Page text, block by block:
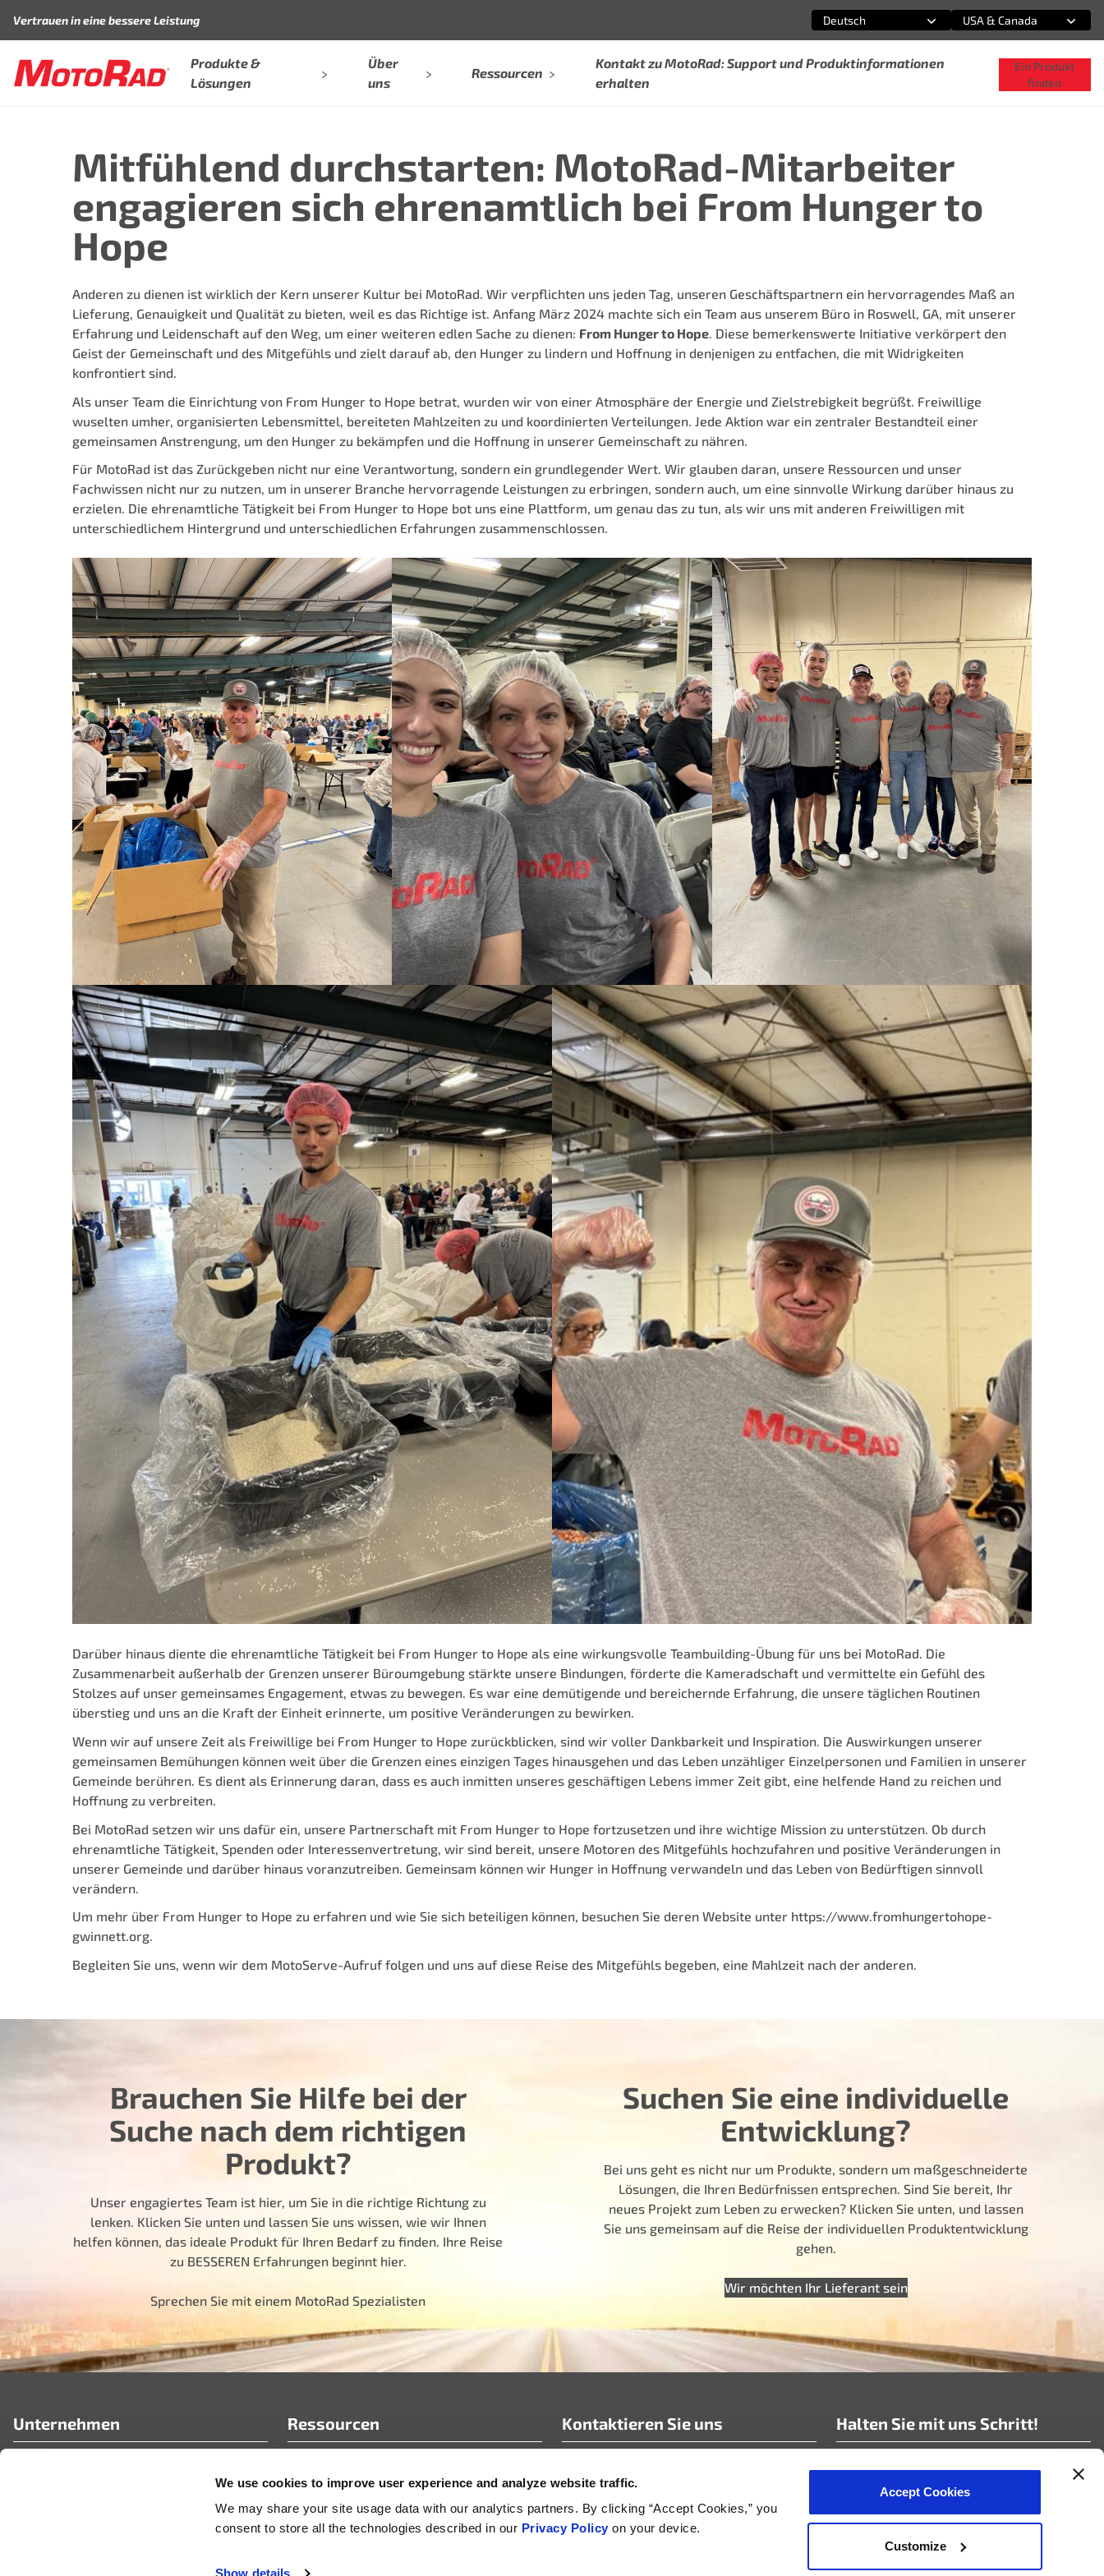
We use cookies to improve user experience and analyze website traffic.
We may share your site usage data with our analytics partners. By clicking “Accept Cookies,” you
consent to store all the technologies described in our Privacy Policyon your device.
Accept Cookies
Customize
Vertrauen in eine bessere Leistung
Wählen Sie eine Option
Deutsch
Wählen Sie eine Option
USA & Canada
Produkte &
Lösungen
Über
uns
Ressourcen
Kontakt zu MotoRad: Support und Produktinformationen
erhalten
Ein Produkt
finden
Mitfühlend durchstarten: MotoRad-Mitarbeiter
engagieren sich ehrenamtlich bei From Hunger to
Hope
Anderen zu dienen ist wirklich der Kern unserer Kultur bei MotoRad. Wir verpflichten uns jeden Tag, unseren Geschäftspartnern ein hervorragendes Maß an
Lieferung, Genauigkeit und Qualität zu bieten, weil es das Richtige ist. Anfang März 2024 machte sich ein Team aus unserem Büro in Roswell, GA, mit unserer
Erfahrung und Leidenschaft auf den Weg, um einer weiteren edlen Sache zu dienen: From Hunger to Hope. Diese bemerkenswerte Initiative verkörpert den
Geist der Gemeinschaft und des Mitgefühls und zielt darauf ab, den Hunger zu lindern und Hoffnung in denjenigen zu entfachen, die mit Widrigkeiten
konfrontiert sind.
Als unser Team die Einrichtung von From Hunger to Hope betrat, wurden wir von einer Atmosphäre der Energie und Zielstrebigkeit begrüßt. Freiwillige
wuselten umher, organisierten Lebensmittel, bereiteten Mahlzeiten zu und koordinierten Verteilungen. Jede Aktion war ein zentraler Bestandteil einer
gemeinsamen Anstrengung, um den Hunger zu bekämpfen und die Hoffnung in unserer Gemeinschaft zu nähren.
Für MotoRad ist das Zurückgeben nicht nur eine Verantwortung, sondern ein grundlegender Wert. Wir glauben daran, unsere Ressourcen und unser
Fachwissen nicht nur zu nutzen, um in unserer Branche hervorragende Leistungen zu erbringen, sondern auch, um eine sinnvolle Wirkung darüber hinaus zu
erzielen. Die ehrenamtliche Tätigkeit bei From Hunger to Hope bot uns eine Plattform, um genau das zu tun, als wir uns mit anderen Freiwilligen mit
unterschiedlichem Hintergrund und unterschiedlichen Erfahrungen zusammenschlossen.
Darüber hinaus diente die ehrenamtliche Tätigkeit bei From Hunger to Hope als eine wirkungsvolle Teambuilding-Übung für uns bei MotoRad. Die
Zusammenarbeit außerhalb der Grenzen unserer Büroumgebung stärkte unsere Bindungen, förderte die Kameradschaft und vermittelte ein Gefühl des
Stolzes auf unser gemeinsames Engagement, etwas zu bewegen. Es war eine demütigende und bereichernde Erfahrung, die unsere täglichen Routinen
überstieg und uns an die Kraft der Einheit erinnerte, um positive Veränderungen zu bewirken.
Wenn wir auf unsere Zeit als Freiwillige bei From Hunger to Hope zurückblicken, sind wir voller Dankbarkeit und Inspiration. Die Auswirkungen unserer
gemeinsamen Bemühungen können weit über die Grenzen eines einzigen Tages hinausgehen und das Leben unzähliger Einzelpersonen und Familien in unserer
Gemeinde berühren. Es dient als Erinnerung daran, dass es auch inmitten unseres geschäftigen Lebens immer Zeit gibt, eine helfende Hand zu reichen und
Hoffnung zu verbreiten.
Bei MotoRad setzen wir uns dafür ein, unsere Partnerschaft mit From Hunger to Hope fortzusetzen und ihre wichtige Mission zu unterstützen. Ob durch
ehrenamtliche Tätigkeit, Spenden oder Interessenvertretung, wir sind bereit, unsere Motoren des Mitgefühls hochzufahren und positive Veränderungen in
unserer Gemeinde und darüber hinaus voranzutreiben. Gemeinsam können wir Hunger in Hoffnung verwandeln und das Leben von Bedürftigen sinnvoll
verändern.
Um mehr über From Hunger to Hope zu erfahren und wie Sie sich beteiligen können, besuchen Sie deren Website unter https://www.fromhungertohope-
gwinnett.org.
Begleiten Sie uns, wenn wir dem MotoServe-Aufruf folgen und uns auf diese Reise des Mitgefühls begeben, eine Mahlzeit nach der anderen.
Brauchen Sie Hilfe bei der
Suche nach dem richtigen
Produkt?
Unser engagiertes Team ist hier, um Sie in die richtige Richtung zu
lenken. Klicken Sie unten und lassen Sie uns wissen, wie wir Ihnen
helfen können, das ideale Produkt für Ihren Bedarf zu finden. Ihre Reise
zu BESSEREN Erfahrungen beginnt hier.
Sprechen Sie mit einem MotoRad Spezialisten
Suchen Sie eine individuelle
Entwicklung?
Bei uns geht es nicht nur um Produkte, sondern um maßgeschneiderte
Lösungen, die Ihren Bedürfnissen entsprechen. Sind Sie bereit, Ihr
neues Projekt zum Leben zu erwecken? Klicken Sie unten, und lassen
Sie uns gemeinsam auf die Reise der individuellen Produktentwicklung
gehen.
Wir möchten Ihr Lieferant sein
Unternehmen Ressourcen
Technische Artikel Whitepaper
Neuigkeiten & Pressemitteilungen
Videos
Kontaktieren Sie uns
+1-888-262-4153
Halten Sie mit uns Schritt!
Abonnieren Sie unsere Nachrichten!